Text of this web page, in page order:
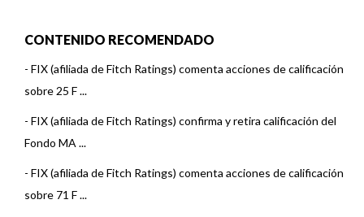
CONTENIDO RECOMENDADO
- FIX (afiliada de Fitch Ratings) comenta acciones de calificación
sobre 25 F ...
- FIX (afiliada de Fitch Ratings) confirma y retira calificación del
Fondo MA ...
- FIX (afiliada de Fitch Ratings) comenta acciones de calificación
sobre 71 F ...